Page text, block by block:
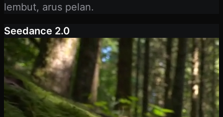
lembut, arus pelan.
Seedance 2.0